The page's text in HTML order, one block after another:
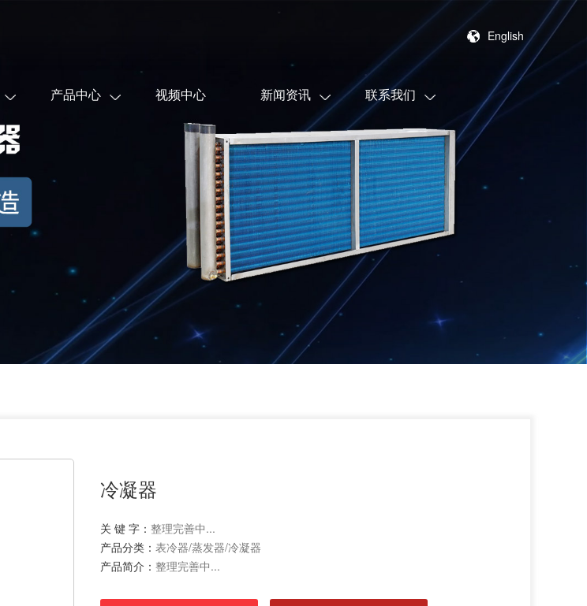
English
产品中心 视频中心 新闻资讯 联系我们
冷凝器
关 键 字： 整理完善中...
产品分类： 表冷器/蒸发器/冷凝器
产品简介： 整理完善中...